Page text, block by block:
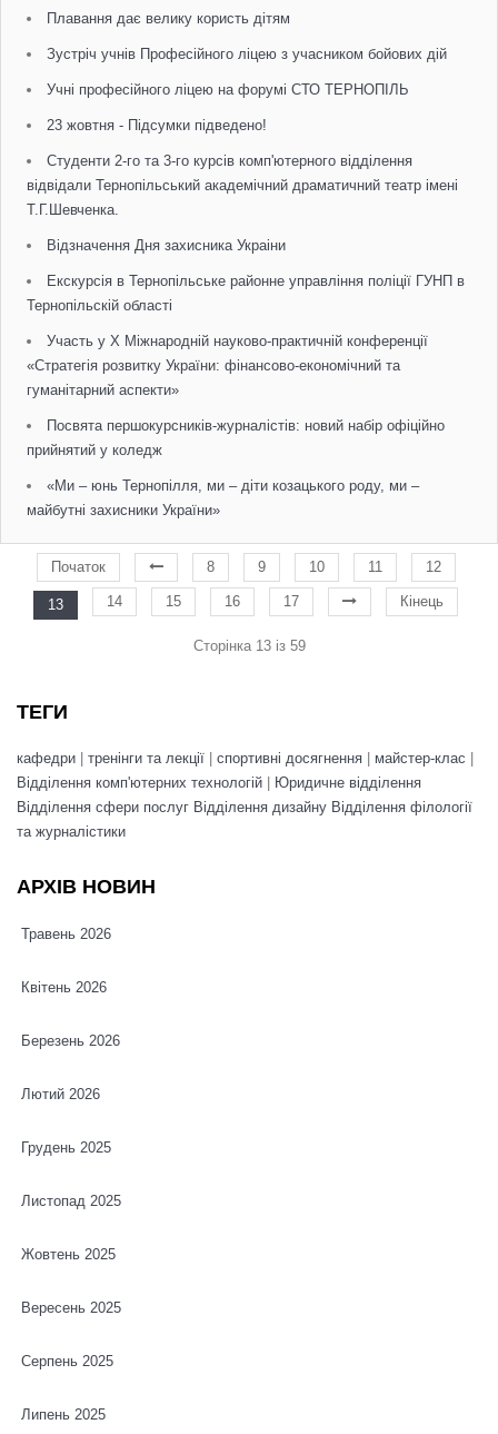
Плавання дає велику користь дітям
Зустріч учнів Професійного ліцею з учасником бойових дій
Учні професійного ліцею на форумі СТО ТЕРНОПІЛЬ
23 жовтня - Підсумки підведено!
Студенти 2-го та 3-го курсів комп'ютерного відділення
відвідали Тернопільський академічний драматичний театр імені
Т.Г.Шевченка.
Відзначення Дня захисника Украіни
Екскурсія в Тернопільське районне управління поліції ГУНП в
Тернопільскій області
Участь у Х Міжнародній науково-практичній конференції
«Стратегія розвитку України: фінансово-економічний та
гуманітарний аспекти»
Посвята першокурсників-журналістів: новий набір офіційно
прийнятий у коледж
«Ми – юнь Тернопілля, ми – діти козацького роду, ми –
майбутні захисники України»
Початок 8 9 10 11 12
13 14 15 16 17 Кінець
Сторінка 13 із 59
ТЕГИ
кафедри тренінги та лекції спортивні досягнення майстер-клас
Відділення комп'ютерних технологій
Юридичне відділення
Відділення сфери послуг Відділення дизайну Відділення філології
та журналістики
АРХІВ НОВИН
Травень 2026
Квітень 2026
Березень 2026
Лютий 2026
Грудень 2025
Листопад 2025
Жовтень 2025
Вересень 2025
Серпень 2025
Липень 2025